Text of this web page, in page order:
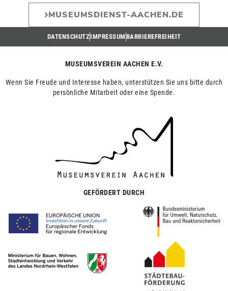
MUSEUMSDIENST-AACHEN.DE
DATENSCHUTZIMPRESSUM BARRIEREFREIHEIT
MUSEUMSVEREIN AACHEN E.V.
Wenn Sie Freude und Interesse haben, unterstützen Sie uns bitte durch
persönliche Mitarbeit oder eine Spende.
GEFÖRDERT DURCH